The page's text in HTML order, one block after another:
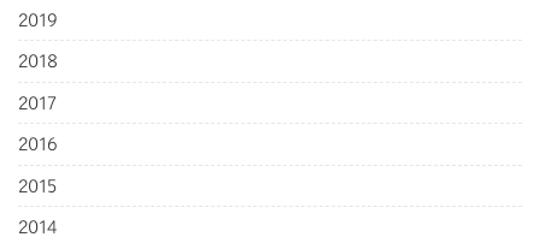
2019
2018
2017
2016
2015
2014